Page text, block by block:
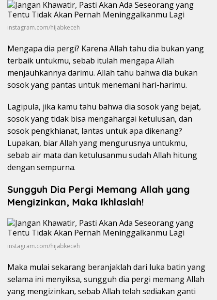
instagram.com/hijabkeceh
Mengapa dia pergi? Karena Allah tahu dia bukan yang
terbaik untukmu, sebab itulah mengapa Allah
menjauhkannya darimu. Allah tahu bahwa dia bukan
sosok yang pantas untuk menemani hari-harimu.
Lagipula, jika kamu tahu bahwa dia sosok yang bejat,
sosok yang tidak bisa mengahargai ketulusan, dan
sosok pengkhianat, lantas untuk apa dikenang?
Lupakan, biar Allah yang mengurusnya untukmu,
sebab air mata dan ketulusanmu sudah Allah hitung
dengan sempurna.
Sungguh Dia Pergi Memang Allah yang
Mengizinkan, Maka Ikhlaslah!
instagram.com/hijabkeceh
Maka mulai sekarang beranjaklah dari luka batin yang
selama ini menyiksa, sungguh dia pergi memang Allah
yang mengizinkan, sebab Allah telah sediakan ganti